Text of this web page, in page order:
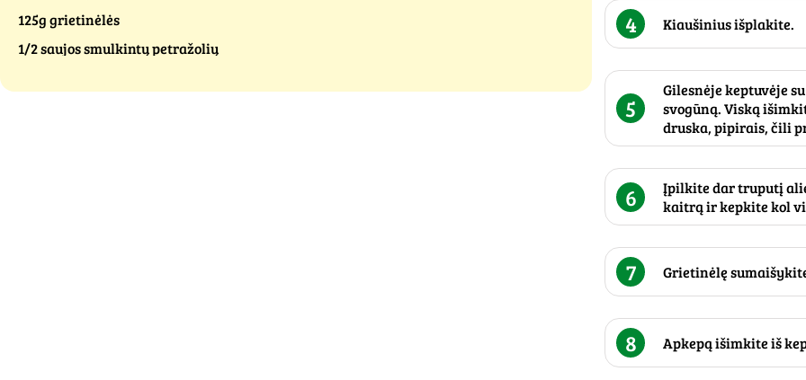
125g grietinėlės
1/2 saujos smulkintų petražolių
4 Kiaušinius išplakite.
5
Gilesnėje keptuvėje
svogūną. Viską
druska, pipirais, čili
6
Įpilkite dar truputį
kaitrą ir kepkite kol
7 Grietinėlę
8 Apkepą išimkite iš